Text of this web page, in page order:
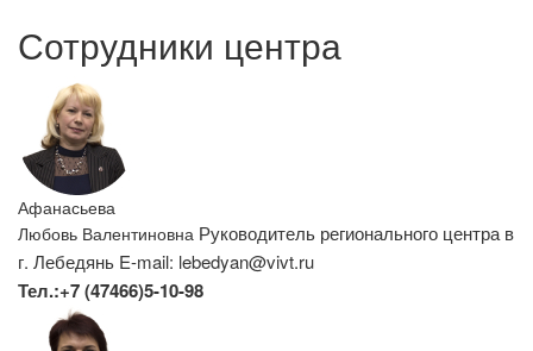
Сотрудники центра
Афанасьева
Любовь Валентиновна Руководитель регионального центра в
г. Лебедянь E-mail: lebedyan@vivt.ru
Тел.:+7 (47466)5-10-98